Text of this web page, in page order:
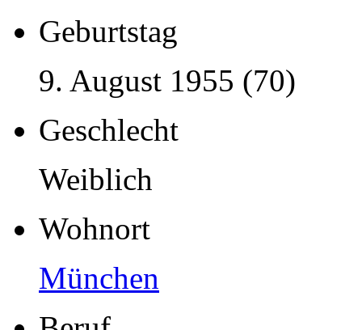
Geburtstag
9. August 1955 (70)
Geschlecht
Weiblich
Wohnort
München